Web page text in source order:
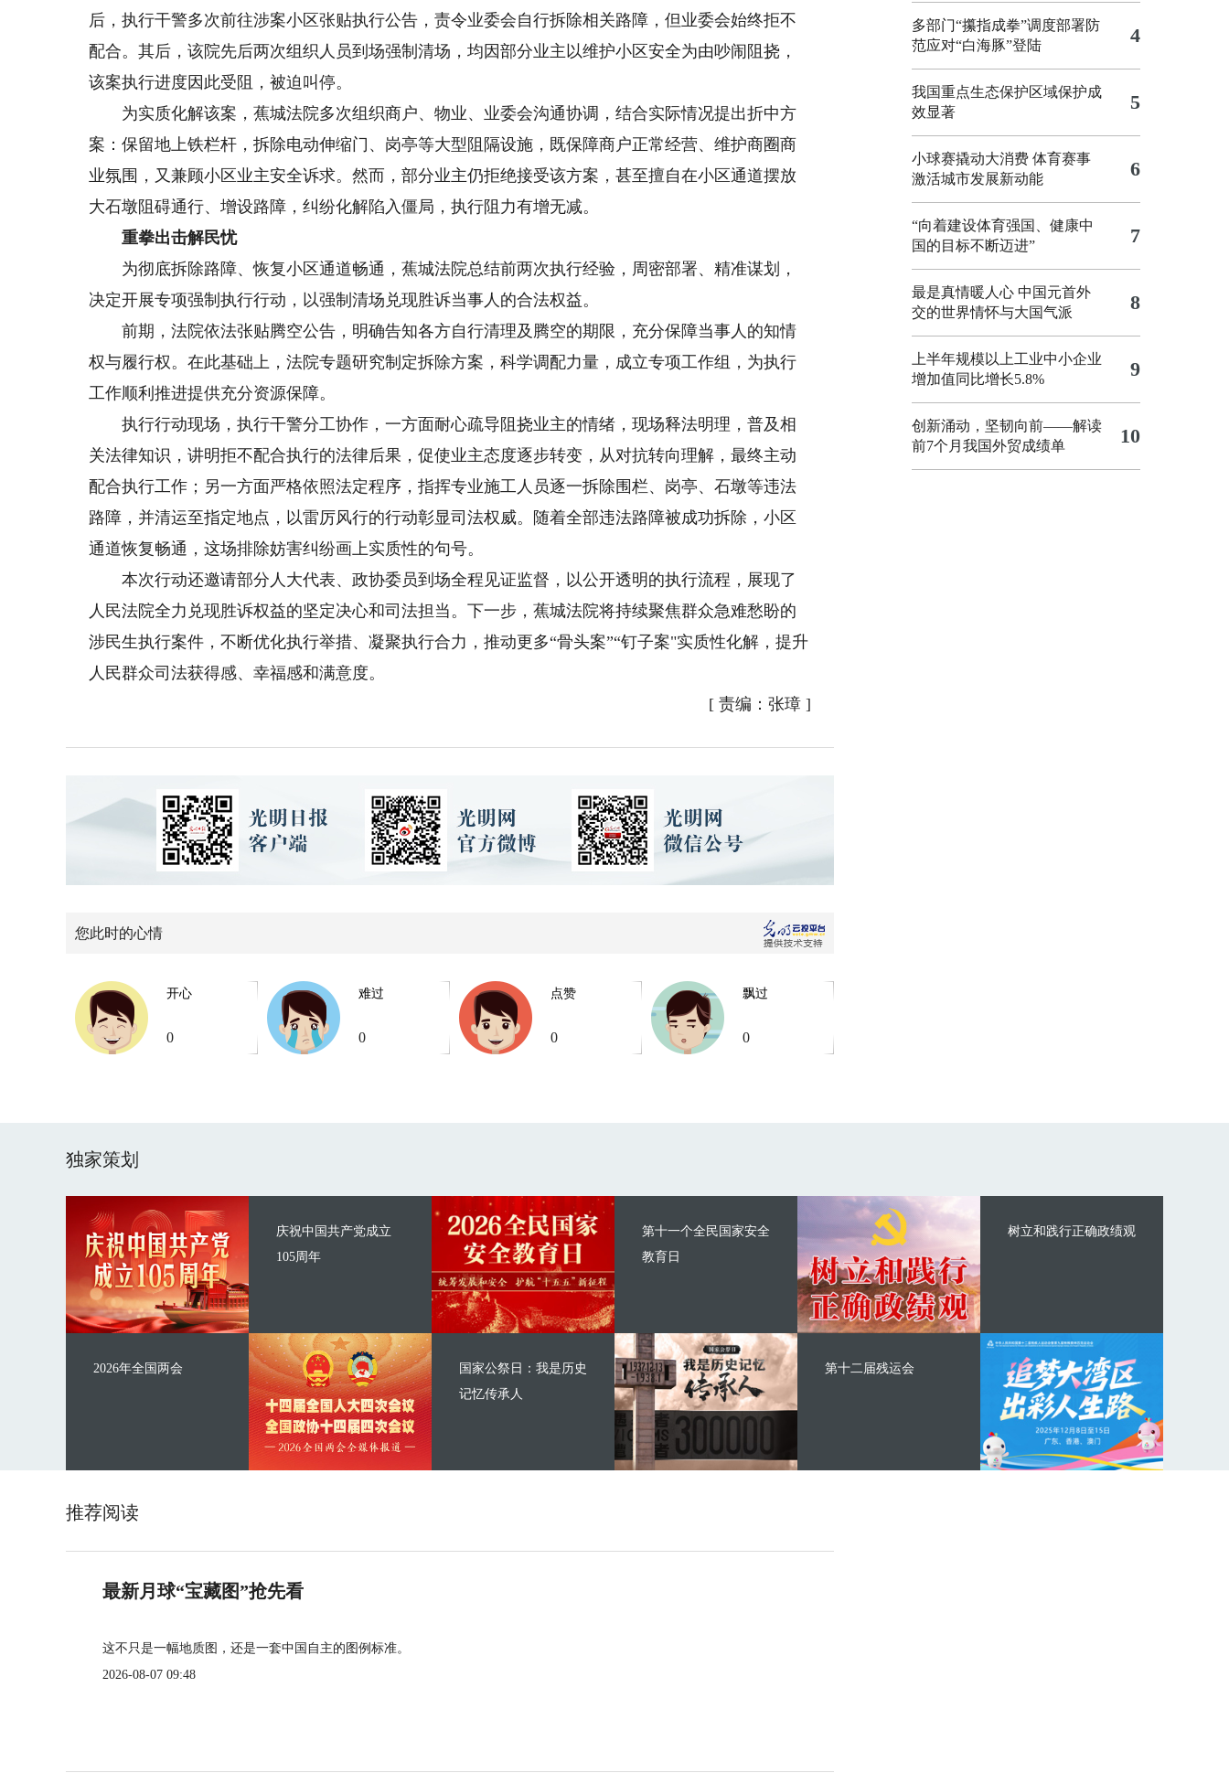
后，执行干警多次前往涉案小区张贴执行公告，责令业委会自行拆除相关路障，但业委会始终拒不
配合。其后，该院先后两次组织人员到场强制清场，均因部分业主以维护小区安全为由吵闹阻挠，
该案执行进度因此受阻，被迫叫停。
为实质化解该案，蕉城法院多次组织商户、物业、业委会沟通协调，结合实际情况提出折中方
案：保留地上铁栏杆，拆除电动伸缩门、岗亭等大型阻隔设施，既保障商户正常经营、维护商圈商
业氛围，又兼顾小区业主安全诉求。然而，部分业主仍拒绝接受该方案，甚至擅自在小区通道摆放
大石墩阻碍通行、增设路障，纠纷化解陷入僵局，执行阻力有增无减。
重拳出击解民忧
为彻底拆除路障、恢复小区通道畅通，蕉城法院总结前两次执行经验，周密部署、精准谋划，
决定开展专项强制执行行动，以强制清场兑现胜诉当事人的合法权益。
前期，法院依法张贴腾空公告，明确告知各方自行清理及腾空的期限，充分保障当事人的知情
权与履行权。在此基础上，法院专题研究制定拆除方案，科学调配力量，成立专项工作组，为执行
工作顺利推进提供充分资源保障。
执行行动现场，执行干警分工协作，一方面耐心疏导阻挠业主的情绪，现场释法明理，普及相
关法律知识，讲明拒不配合执行的法律后果，促使业主态度逐步转变，从对抗转向理解，最终主动
配合执行工作；另一方面严格依照法定程序，指挥专业施工人员逐一拆除围栏、岗亭、石墩等违法
路障，并清运至指定地点，以雷厉风行的行动彰显司法权威。随着全部违法路障被成功拆除，小区
通道恢复畅通，这场排除妨害纠纷画上实质性的句号。
本次行动还邀请部分人大代表、政协委员到场全程见证监督，以公开透明的执行流程，展现了
人民法院全力兑现胜诉权益的坚定决心和司法担当。下一步，蕉城法院将持续聚焦群众急难愁盼的
涉民生执行案件，不断优化执行举措、凝聚执行合力，推动更多“骨头案”“钉子案"实质性化解，提升
人民群众司法获得感、幸福感和满意度。
[ 责编：张璋 ]
您此时的心情
开心
0
难过
0
点赞
0
飘过
0
多部门“攥指成拳”调度部署防
范应对“白海豚”登陆
4
我国重点生态保护区域保护成
效显著
5
小球赛撬动大消费 体育赛事
激活城市发展新动能
6
“向着建设体育强国、健康中
国的目标不断迈进”
7
最是真情暖人心 中国元首外
交的世界情怀与大国气派
8
上半年规模以上工业中小企业
增加值同比增长5.8%
9
创新涌动，坚韧向前——解读
前7个月我国外贸成绩单
10
独家策划
庆祝中国共产党成立
105周年
2026年全国两会
第十一个全民国家安全
教育日
国家公祭日：我是历史
记忆传承人
树立和践行正确政绩观
第十二届残运会
推荐阅读
最新月球“宝藏图”抢先看
这不只是一幅地质图，还是一套中国自主的图例标准。
2026-08-07 09:48